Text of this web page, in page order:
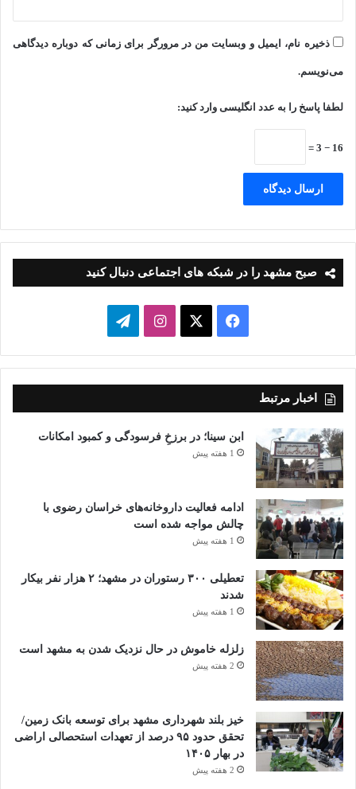
ذخیره نام، ایمیل و وبسایت من در مرورگر برای زمانی که دوباره دیدگاهی
می‌نویسم.
لطفا پاسخ را به عدد انگلیسی وارد کنید:
16 − 3 =
صبح مشهد را در شبکه های اجتماعی دنبال کنید
فیسبوک ایکساینستاگرامتلگرام
اخبار مرتبط
ابن سینا؛ در برزخِ فرسودگی و کمبود امکانات
1 هفته پیش
ادامه فعالیت داروخانه‌های خراسان رضوی با
چالش مواجه شده است
1 هفته پیش
تعطیلی ۳۰۰ رستوران در مشهد؛ ۲ هزار نفر بیکار
شدند
1 هفته پیش
زلزله خاموش در حال نزدیک شدن به مشهد است
2 هفته پیش
خیز بلند شهرداری مشهد برای توسعه بانک زمین/
تحقق حدود ۹۵ درصد از تعهدات استحصالی اراضی
در بهار ۱۴۰۵
2 هفته پیش